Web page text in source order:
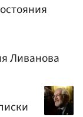
Ливанова